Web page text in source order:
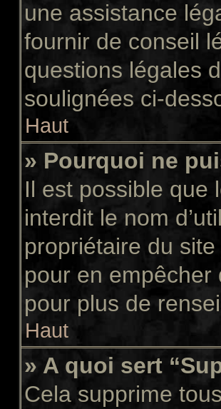
une assistance
fournir de conseil
questions légales
soulignées ci-
Haut
» Pourquoi ne
Il est possible que
interdit le nom
propriétaire du
pour en empêcher
pour plus de
Haut
» A quoi sert
Cela supprime